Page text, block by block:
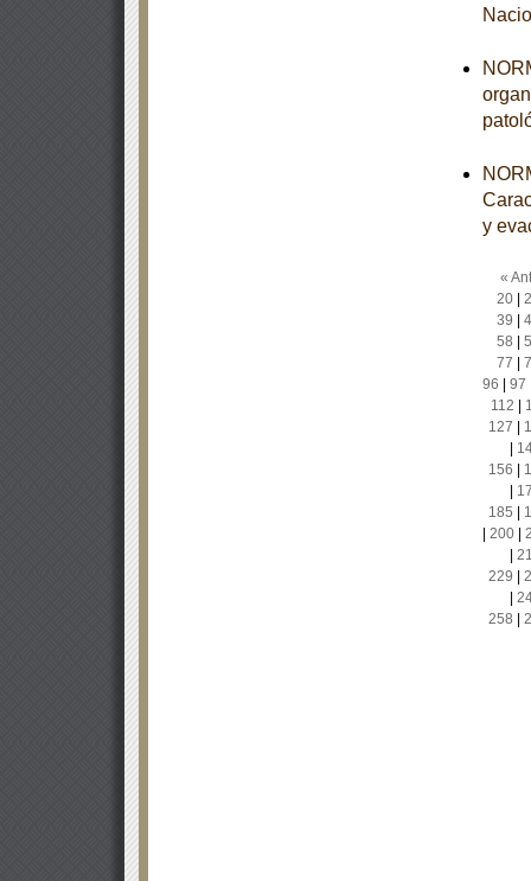
y
«
20|
39
58
77
96
97
112
127
156
185
200|
229
258